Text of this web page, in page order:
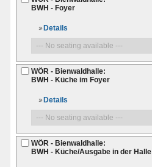
BWH - Foyer
Details
WÖR - Bienwaldhalle:
BWH - Küche im Foyer
Details
WÖR - Bienwaldhalle:
BWH - Küche/Ausgabe in der Halle